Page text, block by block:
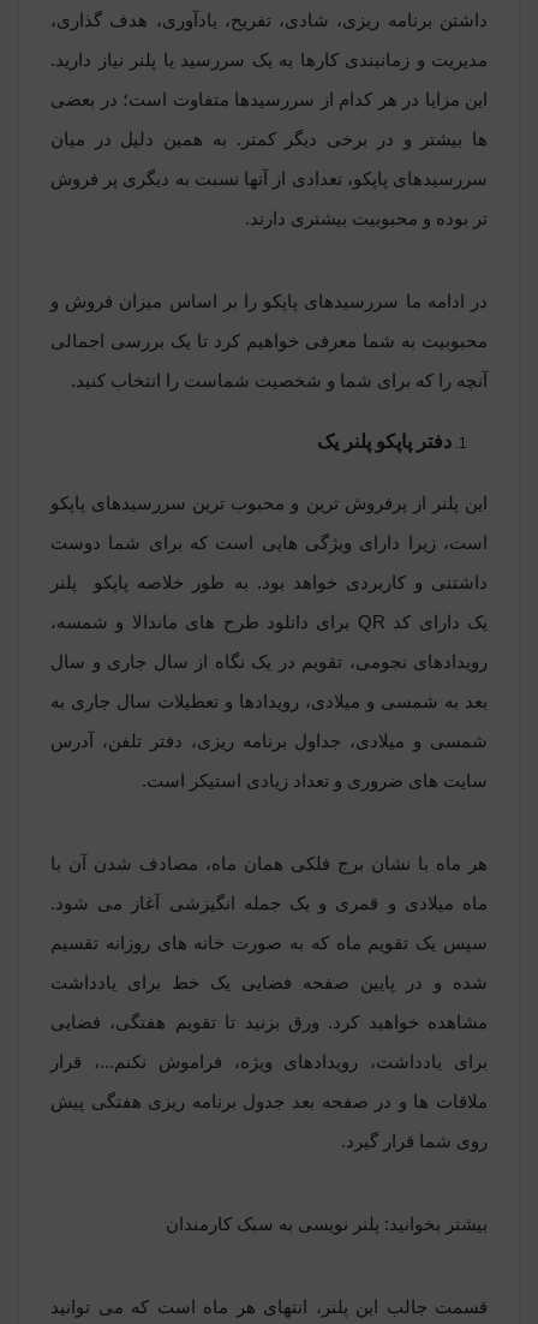
داشتن برنامه ریزی، شادی، تفریح، یادآوری، هدف گذاری،
مدیریت و زمانبندی کارها به یک سررسید یا پلنر نیاز دارید.
این مزایا در هر کدام از سررسیدها متفاوت است؛ در بعضی
ها بیشتر و در برخی دیگر کمتر. به همین دلیل در میان
سررسیدهای پاپکو، تعدادی از آنها نسبت به دیگری پر فروش
تر بوده و محبوبیت بیشتری دارند.
در ادامه ما سررسیدهای پاپکو را بر اساس میزان فروش و
محبوبیت به شما معرفی خواهیم کرد تا یک بررسی اجمالی
آنچه را که برای شما و شخصیت شماست را انتخاب کنید.
دفتر پاپکو پلنر یک
این پلنر از پرفروش ترین و محبوب ترین سررسیدهای پاپکو
است، زیرا دارای ویژگی هایی است که برای شما دوست
داشتنی و کاربردی خواهد بود. به طور خلاصه پاپکو پلنر
یک
دارای کد QR برای دانلود طرح های ماندالا و شمسه،
رویدادهای نجومی، تقویم در یک نگاه از سال جاری و سال
بعد به شمسی و میلادی، رویدادها و تعطیلات سال جاری به
شمسی و میلادی، جداول برنامه ریزی، دفتر تلفن، آدرس
سایت های ضروری و تعداد زیادی استیکر است.
هر ماه با نشان برج فلکی همان ماه، مصادف شدن آن با
ماه میلادی و قمری و یک جمله انگیزشی آغاز می شود.
سپس یک تقویم ماه که به صورت خانه های روزانه تقسیم
شده و در پایین صفحه فضایی یک خط برای یادداشت
مشاهده خواهید کرد. ورق بزنید تا تقویم هفتگی، فضایی
برای یادداشت، رویدادهای ویژه، فراموش نکنم...، قرار
ملاقات ها و در صفحه بعد جدول برنامه ریزی هفتگی پیش
روی شما قرار گیرد.
بیشتر بخوانید: پلنر نویسی به سبک کارمندان
قسمت جالب این پلنر، انتهای هر ماه است که می توانید